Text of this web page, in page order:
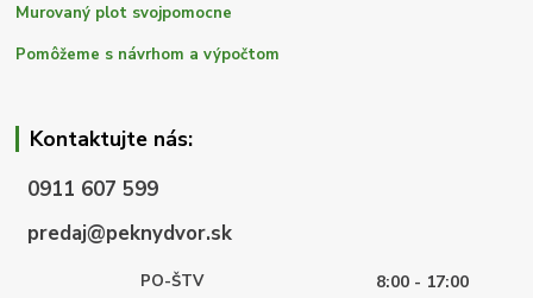
Murovaný plot svojpomocne
Pomôžeme s návrhom a výpočtom
Kontaktujte nás:
0911 607 599
predaj@peknydvor.sk
PO-ŠTV
8:00 - 17:00